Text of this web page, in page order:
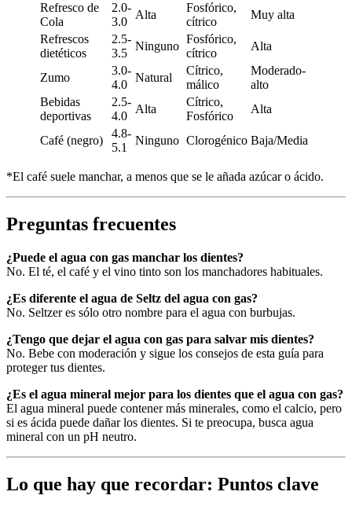
Refresco de
Cola
2.0-
3.0
Alta
Fosfórico,
cítrico
Muy alta
Refrescos
dietéticos
2.5-
3.5
Ninguno
Fosfórico,
cítrico
Alta
Zumo
3.0-
4.0
Natural
Cítrico,
málico
Moderado-
alto
Bebidas
deportivas
2.5-
4.0
Alta
Cítrico,
Fosfórico
Alta
Café (negro)
4.8-
5.1
Ninguno Clorogénico Baja/Media
*El café suele manchar, a menos que se le añada azúcar o ácido.
Preguntas frecuentes
¿Puede el agua con gas manchar los dientes?
No. El té, el café y el vino tinto son los manchadores habituales.
¿Es diferente el agua de Seltz del agua con gas?
No. Seltzer es sólo otro nombre para el agua con burbujas.
¿Tengo que dejar el agua con gas para salvar mis dientes?
No. Bebe con moderación y sigue los consejos de esta guía para
proteger tus dientes.
¿Es el agua mineral mejor para los dientes que el agua con gas?
El agua mineral puede contener más minerales, como el calcio, pero
si es ácida puede dañar los dientes. Si te preocupa, busca agua
mineral con un pH neutro.
Lo que hay que recordar: Puntos clave